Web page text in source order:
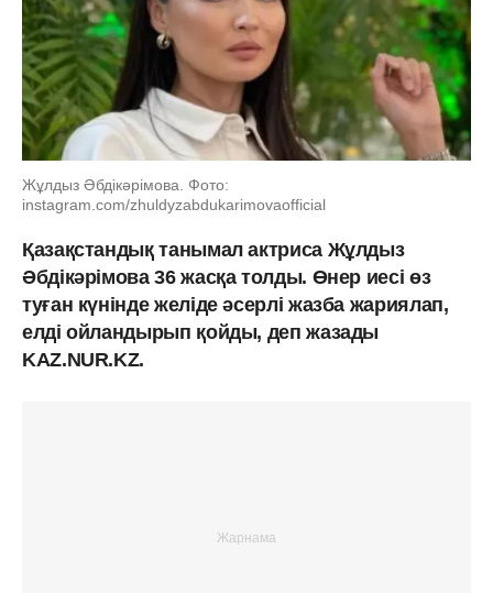
Жұлдыз Әбдікәрімова. Фото:
instagram.com/zhuldyzabdukarimovaofficial
Қазақстандық танымал актриса Жұлдыз
Әбдікәрімова 36 жасқа толды. Өнер иесі өз
туған күнінде желіде әсерлі жазба жариялап,
елді ойландырып қойды, деп жазады
KAZ.NUR.KZ.